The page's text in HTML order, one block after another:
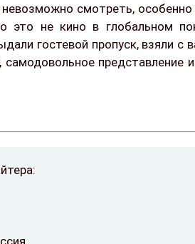
смотреть, особенно
это не кино в глобальном
гостевой пропуск, взяли с
представление